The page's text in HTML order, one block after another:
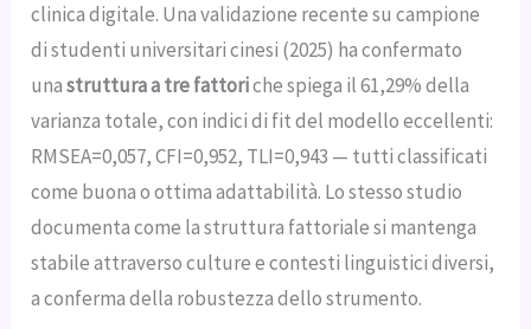
clinica digitale. Una validazione recente su campione
di studenti universitari cinesi (2025) ha confermato
unastruttura a tre fattoriche spiega il 61,29% della
varianza totale, con indici di fit del modello eccellenti:
RMSEA=0,057, CFI=0,952, TLI=0,943 — tutti classificati
come buona o ottima adattabilità. Lo stesso studio
documenta come la struttura fattoriale si mantenga
stabile attraverso culture e contesti linguistici diversi,
a conferma della robustezza dello strumento.